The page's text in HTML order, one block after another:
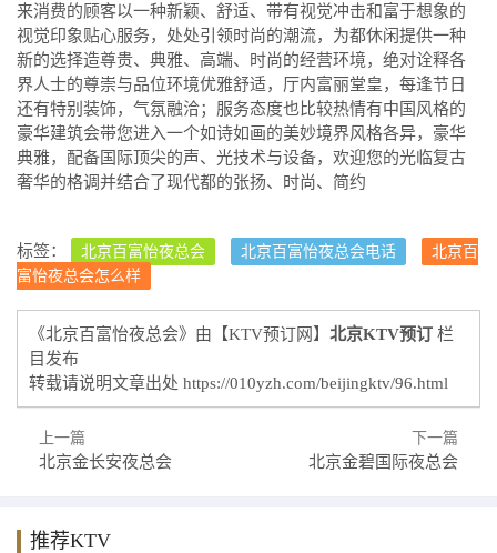
来消费的顾客以一种新颖、舒适、带有视觉冲击和富于想象的
视觉印象贴心服务，处处引领时尚的潮流，为都休闲提供一种
新的选择造尊贵、典雅、高端、时尚的经营环境，绝对诠释各
界人士的尊崇与品位环境优雅舒适，厅内富丽堂皇，每逢节日
还有特别装饰，气氛融洽；服务态度也比较热情有中国风格的
豪华建筑会带您进入一个如诗如画的美妙境界风格各异，豪华
典雅，配备国际顶尖的声、光技术与设备，欢迎您的光临复古
奢华的格调并结合了现代都的张扬、时尚、简约
标签： 北京百富怡夜总会 北京百富怡夜总会电话
北京百
富怡夜总会怎么样
《北京百富怡夜总会》由【KTV预订网】 北京KTV预订 栏
目发布
转载请说明文章出处 https://010yzh.com/beijingktv/96.html
上一篇
北京金长安夜总会
下一篇
北京金碧国际夜总会
推荐KTV